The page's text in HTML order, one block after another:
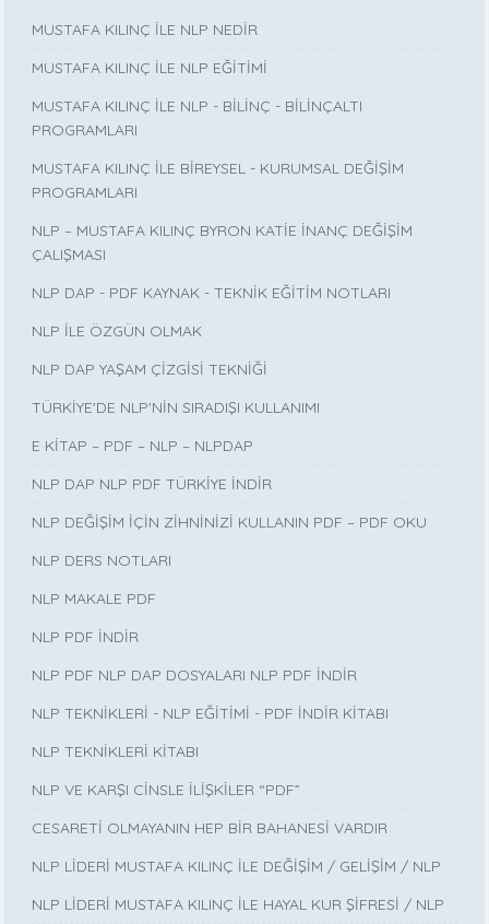
MUSTAFA KILINÇ İLE NLP NEDİR
MUSTAFA KILINÇ İLE NLP EĞİTİMİ
MUSTAFA KILINÇ İLE NLP - BİLİNÇ - BİLİNÇALTI
PROGRAMLARI
MUSTAFA KILINÇ İLE BİREYSEL - KURUMSAL DEĞİŞİM
PROGRAMLARI
NLP – MUSTAFA KILINÇ BYRON KATİE İNANÇ DEĞİŞİM
ÇALIŞMASI
NLP DAP - PDF KAYNAK - TEKNİK EĞİTİM NOTLARI
NLP İLE ÖZGÜN OLMAK
NLP DAP YAŞAM ÇİZGİSİ TEKNİĞİ
TÜRKİYE'DE NLP'NİN SIRADIŞI KULLANIMI
E KİTAP – PDF – NLP – NLPDAP
NLP DAP NLP PDF TÜRKİYE İNDİR
NLP DEĞİŞİM İÇİN ZİHNİNİZİ KULLANIN PDF – PDF OKU
NLP DERS NOTLARI
NLP MAKALE PDF
NLP PDF İNDİR
NLP PDF NLP DAP DOSYALARI NLP PDF İNDİR
NLP TEKNİKLERİ - NLP EĞİTİMİ - PDF İNDİR KİTABI
NLP TEKNİKLERİ KİTABI
NLP VE KARŞI CİNSLE İLİŞKİLER “PDF”
CESARETİ OLMAYANIN HEP BİR BAHANESİ VARDIR
NLP LİDERİ MUSTAFA KILINÇ İLE DEĞİŞİM / GELİŞİM / NLP
NLP LİDERİ MUSTAFA KILINÇ İLE HAYAL KUR ŞİFRESİ / NLP